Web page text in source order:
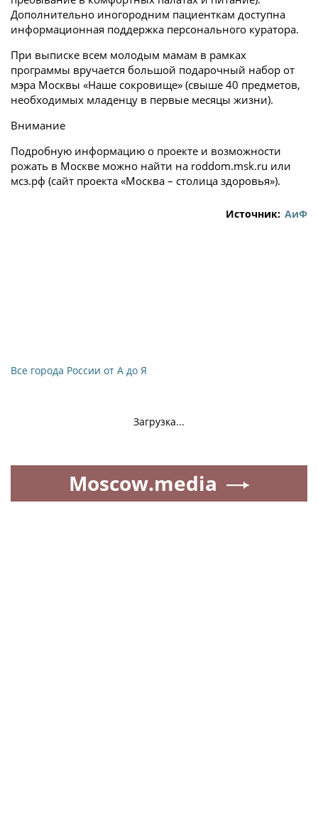
Дополнительно иногородним пациенткам доступна
информационная поддержка персонального куратора.
При выписке всем молодым мамам в рамках
программы вручается большой подарочный набор от
мэра Москвы «Наше сокровище» (свыше 40 предметов,
необходимых младенцу в первые месяцы жизни).
Внимание
Подробную информацию о проекте и возможности
рожать в Москве можно найти на roddom.msk.ru или
мсз.рф (сайт проекта «Москва – столица здоровья»).
Источник: АиФ
Все города России от А до Я
Загрузка...
Moscow.media